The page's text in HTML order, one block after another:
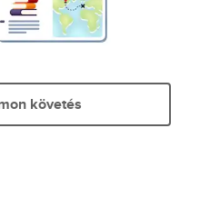
követés